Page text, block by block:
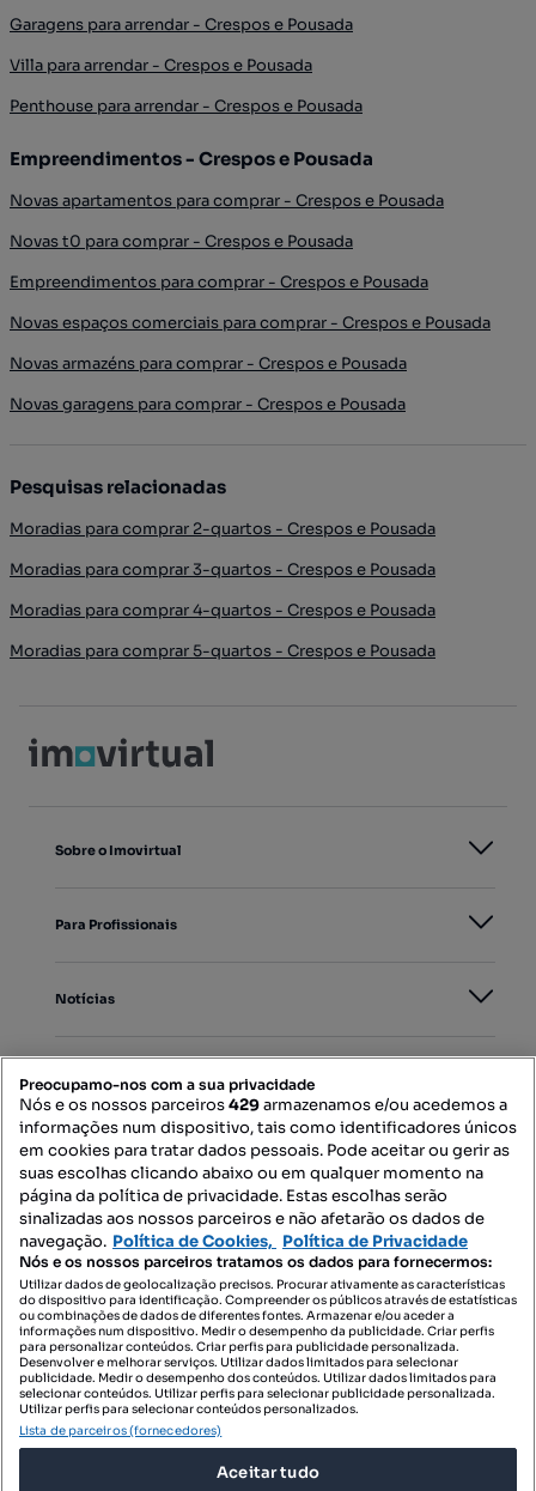
Garagens para arrendar - Crespos e Pousada
Villa para arrendar - Crespos e Pousada
Penthouse para arrendar - Crespos e Pousada
Empreendimentos - Crespos e Pousada
Novas apartamentos para comprar - Crespos e Pousada
Novas t0 para comprar - Crespos e Pousada
Empreendimentos para comprar - Crespos e Pousada
Novas espaços comerciais para comprar - Crespos e Pousada
Novas armazéns para comprar - Crespos e Pousada
Novas garagens para comprar - Crespos e Pousada
Pesquisas relacionadas
Moradias para comprar 2-quartos - Crespos e Pousada
Moradias para comprar 3-quartos - Crespos e Pousada
Moradias para comprar 4-quartos - Crespos e Pousada
Moradias para comprar 5-quartos - Crespos e Pousada
Sobre o Imovirtual
Para Profissionais
Notícias
Mapa do Site
Contacte-nos
SIGA-NOS:
DESCARREGAR NA:
Preocupamo-nos com a sua privacidade
Nós e os nossos parceiros429armazenamos e/ou acedemos a
informações num dispositivo, tais como identificadores únicos
em cookies para tratar dados pessoais. Pode aceitar ou gerir as
suas escolhas clicando abaixo ou em qualquer momento na
página da política de privacidade. Estas escolhas serão
sinalizadas aos nossos parceiros e não afetarão os dados de
navegação. Política de Cookies, Política de Privacidade
Nós e os nossos parceiros tratamos os dados para fornecermos:
Utilizar dados de geolocalização precisos. Procurar ativamente as características
do dispositivo para identificação. Compreender os públicos através de estatísticas
ou combinações de dados de diferentes fontes. Armazenar e/ou aceder a
informações num dispositivo. Medir o desempenho da publicidade. Criar perfis
para personalizar conteúdos. Criar perfis para publicidade personalizada.
Desenvolver e melhorar serviços. Utilizar dados limitados para selecionar
publicidade. Medir o desempenho dos conteúdos. Utilizar dados limitados para
selecionar conteúdos. Utilizar perfis para selecionar publicidade personalizada.
Utilizar perfis para selecionar conteúdos personalizados.
Lista de parceiros (fornecedores)
Aceitar tudo